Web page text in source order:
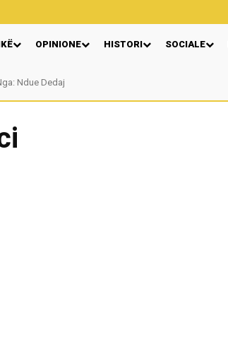
OPINIONE HISTORI SOCIALE
Ndue Dedaj
Autore Katerina Tereziu Ligeja